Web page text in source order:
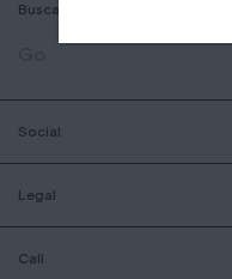
Busca la tienda Nomad más
Social
Legal
Call